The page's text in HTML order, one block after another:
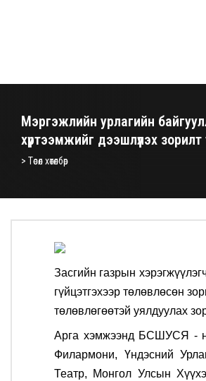
Мэргэжлийн урлагийн
хүртээмжийг дээшлүүлэх
> Төсөл хөтөлбөр
Засгийн газрын
гүйцэтгэхээр төлөвлөсөн
төлөвлөгөөтэй уялдуулах
Арга хэмжээнд БСШУСЯ -
Филармони, Үндэсний
Театр, Монгол Улсын